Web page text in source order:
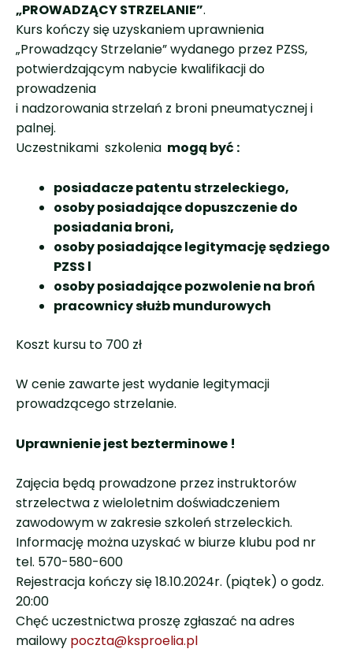
„PROWADZĄCY STRZELANIE”.
Kurs kończy się uzyskaniem uprawnienia
„Prowadzący Strzelanie” wydanego przez PZSS,
potwierdzającym nabycie kwalifikacji do
prowadzenia
i nadzorowania strzelań z broni pneumatycznej i
palnej.
Uczestnikami szkolenia mogą być :
posiadacze patentu strzeleckiego,
osoby posiadające dopuszczenie do
posiadania broni,
osoby posiadające legitymację sędziego
PZSS l
osoby posiadające pozwolenie na broń
pracownicy służb mundurowych
Koszt kursu to 700 zł
W cenie zawarte jest wydanie legitymacji
prowadzącego strzelanie.
Uprawnienie jest bezterminowe !
Zajęcia będą prowadzone przez instruktorów
strzelectwa z wieloletnim doświadczeniem
zawodowym w zakresie szkoleń strzeleckich.
Informację można uzyskać w biurze klubu pod nr
tel. 570-580-600
Rejestracja kończy się 18.10.2024r. (piątek) o godz.
20:00
Chęć uczestnictwa proszę zgłaszać na adres
mailowy poczta@ksproelia.pl